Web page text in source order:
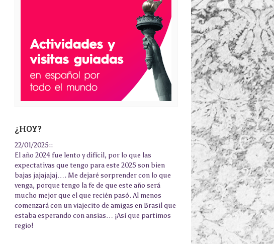
¿HOY?
22/01/2025::
El año 2024 fue lento y difícil, por lo que las
expectativas que tengo para este 2025 son bien
bajas jajajajaj…. Me dejaré sorprender con lo que
venga, porque tengo la fe de que este año será
mucho mejor que el que recién pasó. Al menos
comenzará con un viajecito de amigas en Brasil que
estaba esperando con ansias… ¡Así que partimos
regio!